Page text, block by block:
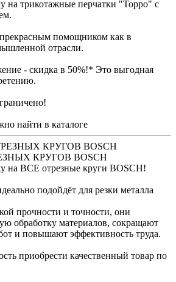
на трикотажные перчатки "Торро" с
помощником как в
отрасли.
- скидка в 50%!* Это выгодная
найти в каталоге
КРУГОВ BOSCH
на ВСЕ отрезные круги BOSCH!
подойдёт для резки металла
прочности и точности, они
обработку материалов, сокращают
и повышают эффективность труда.
приобрести качественный товар по